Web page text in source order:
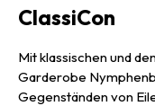
ClassiCon
Mit klassischen und
Garderobe
Gegenständen von